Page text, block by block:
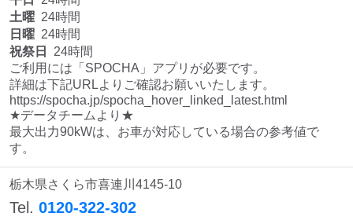
土曜 24時間
日曜 24時間
祝祭日
24時間
ご利用には「SPOCHA」アプリが必要です。
詳細は下記URLよりご確認お願いいたします。
https://spocha.jp/spocha_hover_linked_latest.html
★データチームより★
最大出力90kWは、お車が対応している場合の参考値で
す。
栃木県さくら市喜連川4145-10
Tel. 0120-322-302